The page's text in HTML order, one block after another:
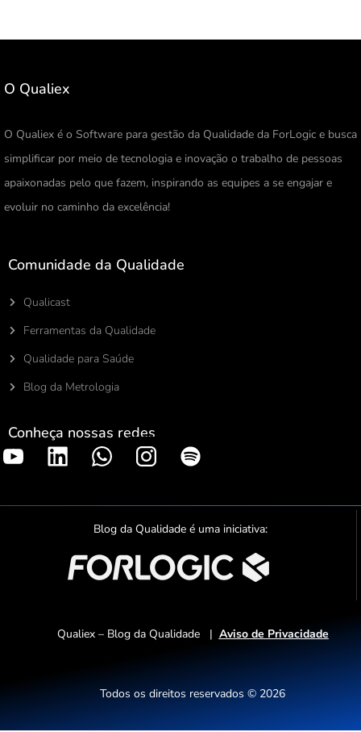
O Qualiex
O Qualiex é o Software para gestão da Qualidade da ForLogic e busca
simplificar por meio de tecnologia e inovação o trabalho de pessoas
apaixonadas pelo que fazem, inspirando as equipes a se engajar e
evoluir no caminho da excelência!
Comunidade da Qualidade
Qualicast
Ferramentas da Qualidade
Qualidade para Saúde
Blog da Metrologia
Conheça nossas redes
S
o
t
f
y
Blog da Qualidade é uma iniciativa:
Qualiex – Blog da Qualidade | Aviso de Privacidade
Todos os direitos reservados © 2026